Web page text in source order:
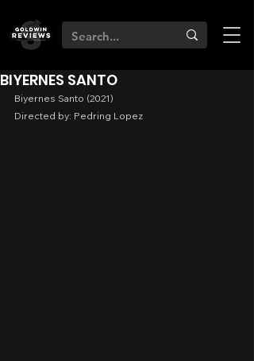
BIYERNES SANTO
Biyernes Santo (2021)
Directed by: Pedring Lopez